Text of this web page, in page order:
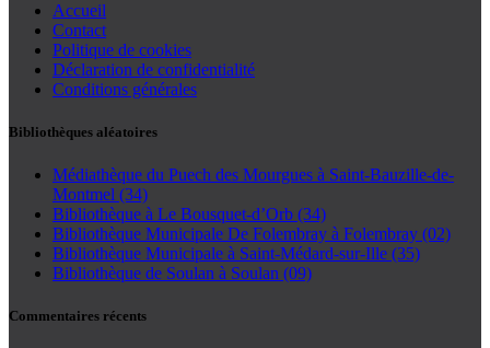
Accueil
Contact
Politique de cookies
Déclaration de confidentialité
Conditions générales
Bibliothèques aléatoires
Médiathèque du Puech des Mourgues à Saint-Bauzille-de-
Montmel (34)
Bibliothèque à Le Bousquet-d’Orb (34)
Bibliothèque Municipale De Folembray à Folembray (02)
Bibliothèque Municipale à Saint-Médard-sur-Ille (35)
Bibliothèque de Soulan à Soulan (09)
Commentaires récents